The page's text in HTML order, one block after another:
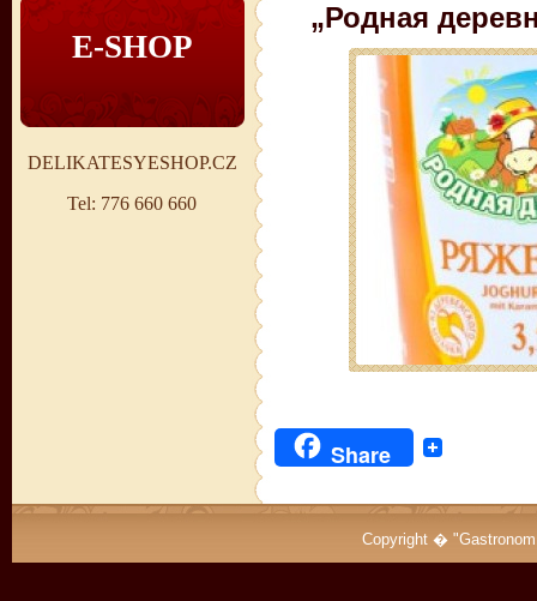
E-SHOP
DELIKATESYESHOP.CZ
Tel: 776 660 660
„Родная
Share
Copyright �